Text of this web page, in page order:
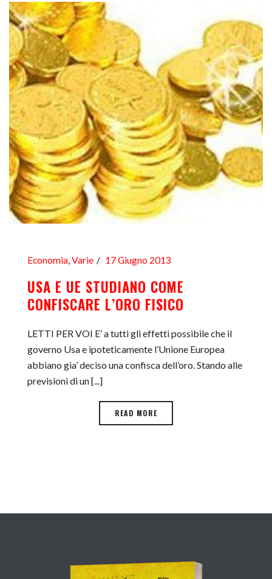
Economia,Varie 17 Giugno 2013
USA E UE STUDIANO COME
CONFISCARE L’ORO FISICO
LETTI PER VOI E’ a tutti gli effetti possibile che il
governo Usa e ipoteticamente l’Unione Europea
abbiano gia’ deciso una confisca dell’oro. Stando alle
previsioni di un [...]
READ MORE